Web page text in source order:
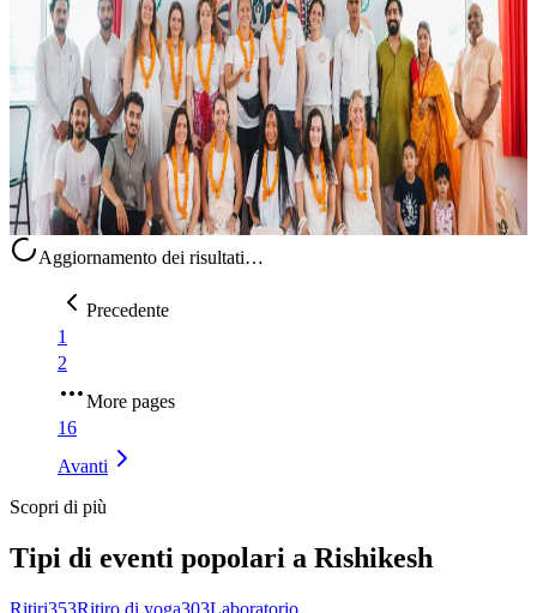
Immerso nell’atmosfera spirituale di Rishikesh, in India, questo
percorso intensivo di 200 ore offre un’esperienza profonda a chi
desidera insegnare yoga e a chi pratica con dedizione. Il programma
un...
545,00 USD
15 agosto 2026 07:30
Rishikesh, India
Aggiornamento dei risultati…
Precedente
1
2
More pages
16
Avanti
Scopri di più
Tipi di eventi popolari a Rishikesh